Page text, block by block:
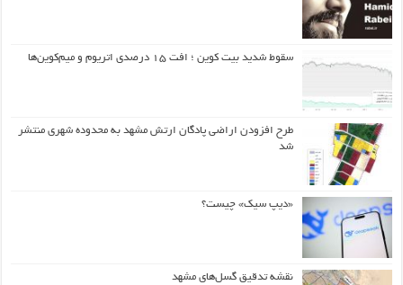
سقوط شدید بیت کوین ؛ افت ۱۵ درصدی اتریوم و میم‌کوین‌ها
طرح افزودن اراضی پادگان ارتش مشهد به محدوده شهری منتشر
شد
«دیپ سیک» چیست؟
نقشه تدقیق گسل‌های مشهد